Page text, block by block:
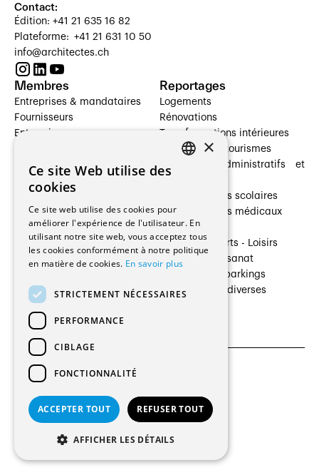
Contact:
Édition: +41 21 635 16 82
Plateforme: +41 21 631 10 50
info@architectes.ch
Membres
Entreprises & mandataires
Fournisseurs
Entreprises
Architectes paysagistes
Architectes d'intérieur
Entreprises générales
Ingénieurs et mandataires
Fabricants / Fournisseurs
Régies immobilières
Gestion PPE
Reportages
Logements
Rénovations
Transformations intérieures
Hôtelleries et tourismes
Bâtiments administratifs et
Établissements scolaires
Établissements médicaux
Villas
Cultures - Sports - Loisirs
Industrie - Artisanat
Transports et parkings
Constructions diverses
© 2026 Tous droits réservés
CGU et Politique de confidentialités
×
Ce site Web utilise des
cookies
Ce site web utilise des cookies pour
améliorer l'expérience de l'utilisateur. En
utilisant notre site web, vous acceptez tous
les cookies conformément à notre politique
en matière de cookies. En savoir plus
STRICTEMENT NÉCESSAIRES
PERFORMANCE
CIBLAGE
FONCTIONNALITÉ
ACCEPTER TOUT REFUSER TOUT
AFFICHER LES DÉTAILS